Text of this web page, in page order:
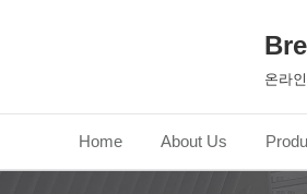
온라
Home About Us